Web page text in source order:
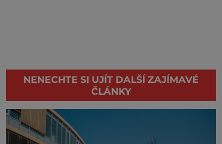
NENECHTE SI UJÍT DALŠÍ ZAJÍMAVÉ
ČLÁNKY